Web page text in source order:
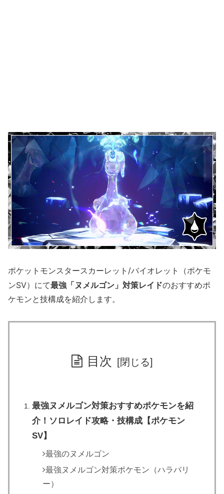
ポケットモンスタースカーレット/バイオレット（ポケモ
ンSV）
にて最強「ヌメルゴン」対策レイドのおすすめポ
ケモンと技構成を紹介します。
目次
最強ヌメルゴン対策おすすめポケモンを紹
介！ソロレイド攻略・技構成【ポケモン
SV】
最強のヌメルゴン
最強ヌメルゴン対策ポケモン（ハラバリ
ー）